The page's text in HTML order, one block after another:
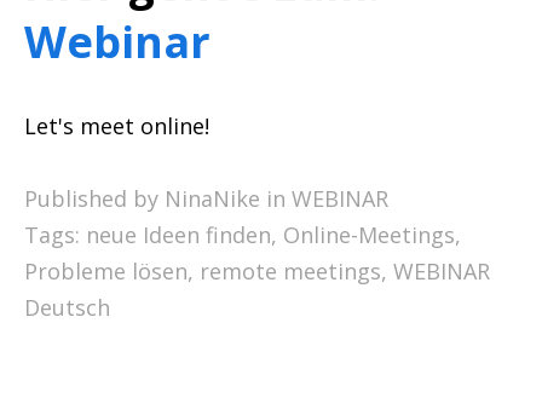
Webinar
Let's meet online!
Published by NinaNike in WEBINAR
Tags: neue Ideen finden, Online-Meetings,
Probleme lösen, remote meetings, WEBINAR
Deutsch